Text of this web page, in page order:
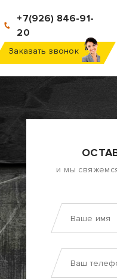
+7(926) 846-91-
20
Заказать звонок
и мы